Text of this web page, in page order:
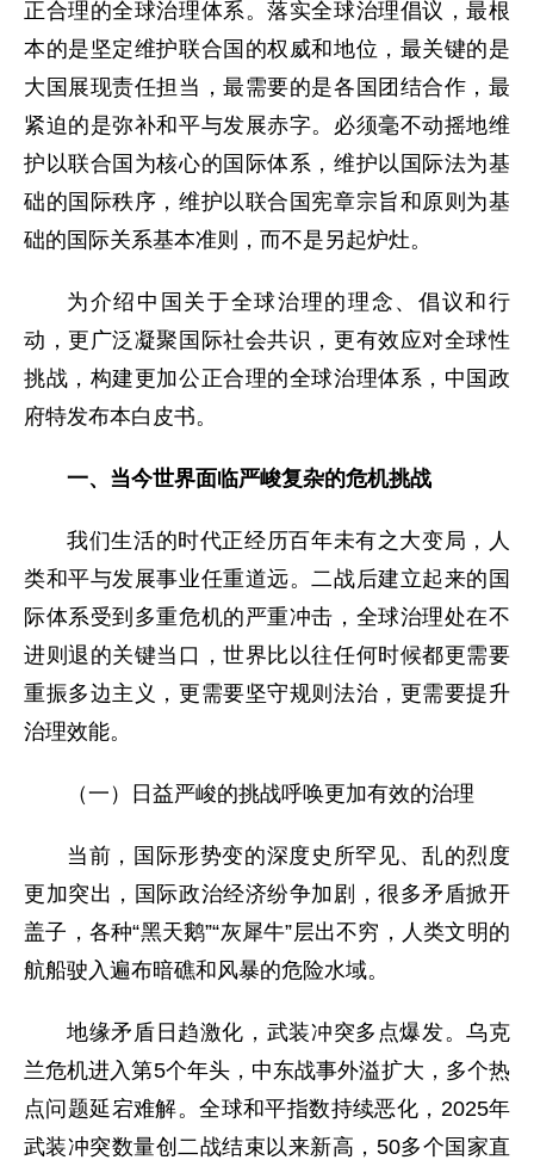
正合理的全球治理体系。落实全球治理倡议，最根
本的是坚定维护联合国的权威和地位，最关键的是
大国展现责任担当，最需要的是各国团结合作，最
紧迫的是弥补和平与发展赤字。必须毫不动摇地维
护以联合国为核心的国际体系，维护以国际法为基
础的国际秩序，维护以联合国宪章宗旨和原则为基
础的国际关系基本准则，而不是另起炉灶。
为介绍中国关于全球治理的理念、倡议和行
动，更广泛凝聚国际社会共识，更有效应对全球性
挑战，构建更加公正合理的全球治理体系，中国政
府特发布本白皮书。
一、当今世界面临严峻复杂的危机挑战
我们生活的时代正经历百年未有之大变局，人
类和平与发展事业任重道远。二战后建立起来的国
际体系受到多重危机的严重冲击，全球治理处在不
进则退的关键当口，世界比以往任何时候都更需要
重振多边主义，更需要坚守规则法治，更需要提升
治理效能。
（一）日益严峻的挑战呼唤更加有效的治理
当前，国际形势变的深度史所罕见、乱的烈度
更加突出，国际政治经济纷争加剧，很多矛盾掀开
盖子，各种“黑天鹅”“灰犀牛”层出不穷，人类文明的
航船驶入遍布暗礁和风暴的危险水域。
地缘矛盾日趋激化，武装冲突多点爆发。乌克
兰危机进入第5个年头，中东战事外溢扩大，多个热
点问题延宕难解。全球和平指数持续恶化，2025年
武装冲突数量创二战结束以来新高，50多个国家直